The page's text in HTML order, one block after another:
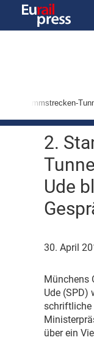
2. Stammstrecken-
2.
Ude
30. April
Münchens
Ude (SPD)
schriftliche
über ein